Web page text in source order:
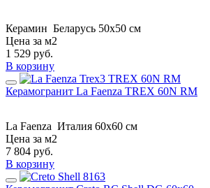
Керамин Беларусь 50x50 см
Цена за м2
1 529 руб.
В корзину
Керамогранит La Faenza TREX 60N RM
La Faenza Италия 60x60 см
Цена за м2
7 804 руб.
В корзину